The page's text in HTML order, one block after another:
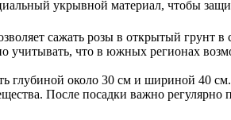
укрывной материал, чтобы
сажать розы в открытый грунт в
учитывать, что в южных регионах
глубиной около 30 см и шириной 40
После посадки важно